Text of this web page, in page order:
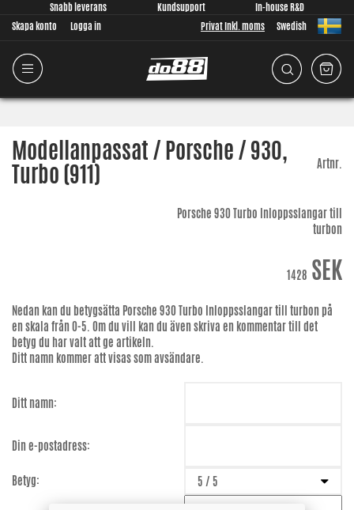
Snabb leverans Kundsupport
In-house R&D
Skapa konto
Logga in Privat Inkl. moms Swedish
Modellanpassat / Porsche / 930,
Turbo (911) Artnr.
Porsche 930 Turbo Inloppsslangar till
turbon
1428 SEK
Nedan kan du betygsätta Porsche 930 Turbo Inloppsslangar till turbon på
en skala från 0-5. Om du vill kan du även skriva en kommentar till det
betyg du har valt att ge artikeln.
Ditt namn kommer att visas som avsändare.
Ditt namn:
Din e-postadress:
Betyg: